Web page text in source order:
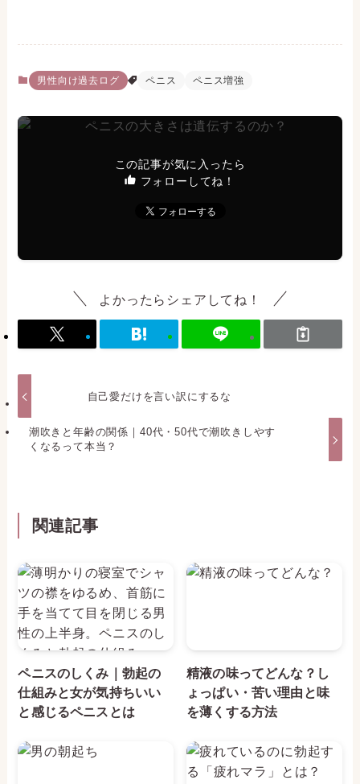
男性向け過去ログ ペニス ペニス増強
この記事が気に入ったら
フォローしてね！
よかったらシェアしてね！
自己愛だけを言い訳にするな
潮吹きと年齢の関係｜40代・50代で潮吹きしやす
くなるって本当？
関連記事
ペニスのしくみ｜勃起の
仕組みと女が気持ちいい
と感じるペニスとは
精液の味ってどんな？し
ょっぱい・苦い理由と味
を薄くする方法